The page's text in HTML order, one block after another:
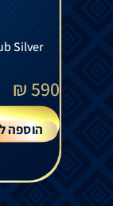
Silver
590
₪
הוספה